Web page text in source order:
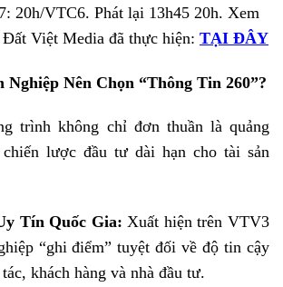
20h/VTC6. Phát lại 13h45 20h. Xem
Việt Media đã thực hiện: TẠI ĐÂY
Nghiệp Nên Chọn “Thông Tin 260”?
trình không chỉ đơn thuần là quảng
lược đầu tư dài hạn cho tài sản
Tín Quốc Gia: Xuất hiện trên VTV3
“ghi điểm” tuyệt đối về độ tin cậy
khách hàng và nhà đầu tư.